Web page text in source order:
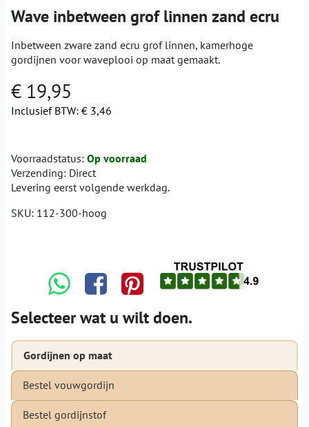
Wave inbetween grof linnen zand ecru
Inbetween zware zand ecru grof linnen, kamerhoge
gordijnen voor waveplooi op maat gemaakt.
€ 19,95
Inclusief BTW: € 3,46
Voorraadstatus: Op voorraad
Verzending: Direct
Levering eerst volgende werkdag.
SKU: 112-300-hoog
Selecteer wat u wilt doen.
Gordijnen op maat
Bestel vouwgordijn
Bestel gordijnstof